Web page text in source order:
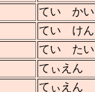
てい かい
てい けん
てい たい
てぃえん
てぃえん